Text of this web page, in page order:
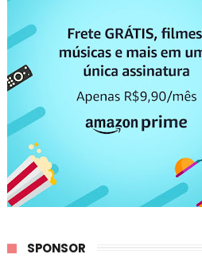
SPONSOR